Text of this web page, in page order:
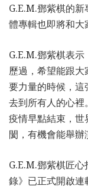
G.E.M.鄧紫棋的
體專輯也即將和大
G.E.M.鄧紫棋表
歷過，希望能跟
要力量的時候，
去到所有人的心裡
疫情早點結束，
閡，有機會能舉辦
G.E.M.鄧紫棋匠
錄》已正式開啟連